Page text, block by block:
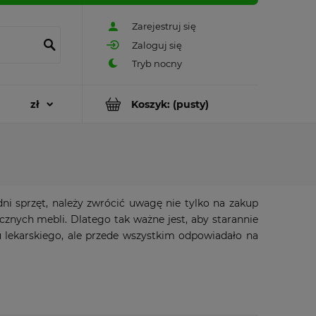
Zarejestruj się
Zaloguj się
Koszyk: (pusty)
sprzęt, należy zwrócić uwagę nie tylko na zakup
mebli. Dlatego tak ważne jest, aby starannie
ale przede wszystkim odpowiadało na